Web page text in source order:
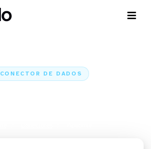
CONECTOR DE DADOS